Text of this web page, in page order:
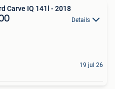
Carve IQ 141l - 2018
Details
19 jul 26